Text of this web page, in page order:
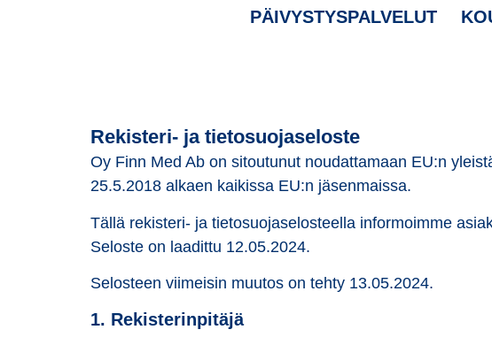
PÄIVYSTYSPALVELUT
Rekisteri- ja tietosuojaseloste
Oy Finn Med Ab on sitoutunut noudattamaan EU:n
25.5.2018 alkaen kaikissa EU:n jäsenmaissa.
Tällä rekisteri- ja tietosuojaselosteella informoimme
Seloste on laadittu 12.05.2024.
Selosteen viimeisin muutos on tehty 13.05.2024.
1. Rekisterinpitäjä